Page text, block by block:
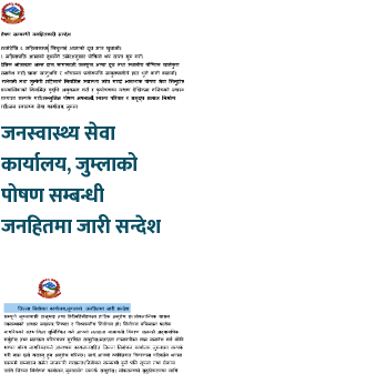
जनस्वास्थ्य सेवा
कार्यालय, जुम्लाको
पोषण सम्बन्धी
जनहितमा जारी सन्देश